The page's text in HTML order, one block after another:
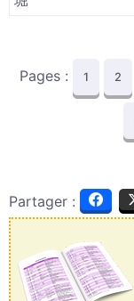
Pages : 1 2
Partager :